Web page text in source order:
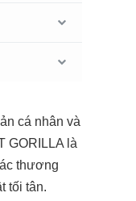
cá nhân và
GORILLA là
thương
tối tân.